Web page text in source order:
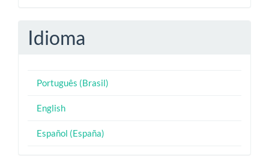
Idioma
Português (Brasil)
English
Español (España)